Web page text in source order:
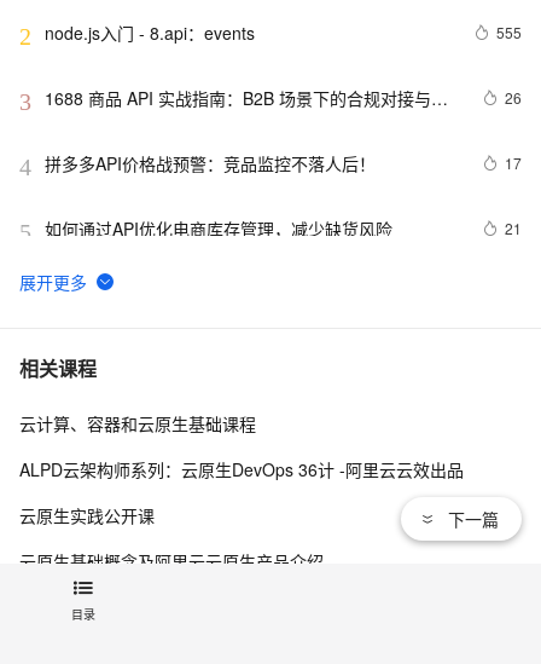
目录
2 node.js入门 - 8.api：events 555
3
1688 商品 API 实战指南：B2B 场景下的合规对接与批
26
4 拼多多API价格战预警：竞品监控不落人后！ 17
5 如何通过API优化电商库存管理，减少缺货风险 21
6
在Winform项目和Web API的.NetCore项目中使用Serilog
7 数据服务最佳实践（2）：利用API的多版本管理能力提升
8 API设计模式：REST、GraphQL、gRPC与tRPC全面解
10申请google android map api key
相关课程
云计算、容器和云原生基础课程
ALPD云架构师系列：云原生DevOps 36计 -阿里云云效出品
云原生实践公开课
云原生基础概念及阿里云云原生产品介绍
CNCF Alibaba 云原生技术公开课
下一篇